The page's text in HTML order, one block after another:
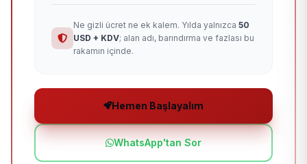
Ne gizli ücret ne ek kalem. Yılda yalnızca 50
USD + KDV; alan adı, barındırma ve fazlası bu
rakamın içinde.
Hemen Başlayalım
WhatsApp'tan Sor